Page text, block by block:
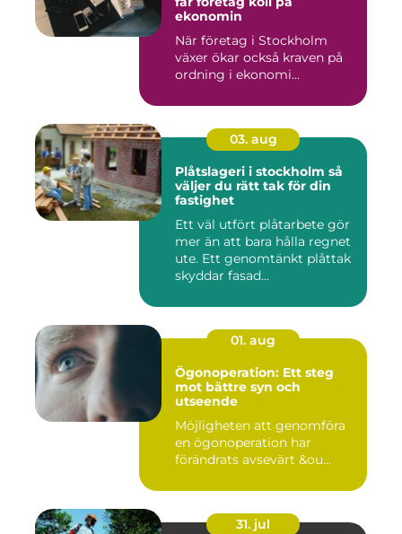
ekonomin
När företag i Stockholm
växer ökar också kraven på
ordning i ekonomi...
03. aug
Plåtslageri i stockholm så
väljer du rätt tak för din
fastighet
Ett väl utfört plåtarbete gör
mer än att bara hålla regnet
ute. Ett genomtänkt plåttak
skyddar fasad...
01. aug
Ögonoperation: Ett steg
mot bättre syn och
utseende
Möjligheten att genomföra
en ögonoperation har
förändrats avsevärt &ou...
31. jul